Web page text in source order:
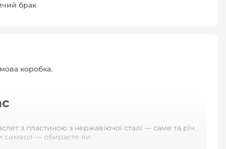
брак
коробка.
з пластиною з нержавіючої сталі — саме та річ.
символ — обираєте ви.